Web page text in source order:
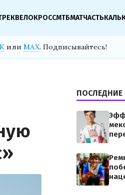
ВЕЛОКРОССМТБМАТЧАСТЬ
или MAX. Подписывайтесь!